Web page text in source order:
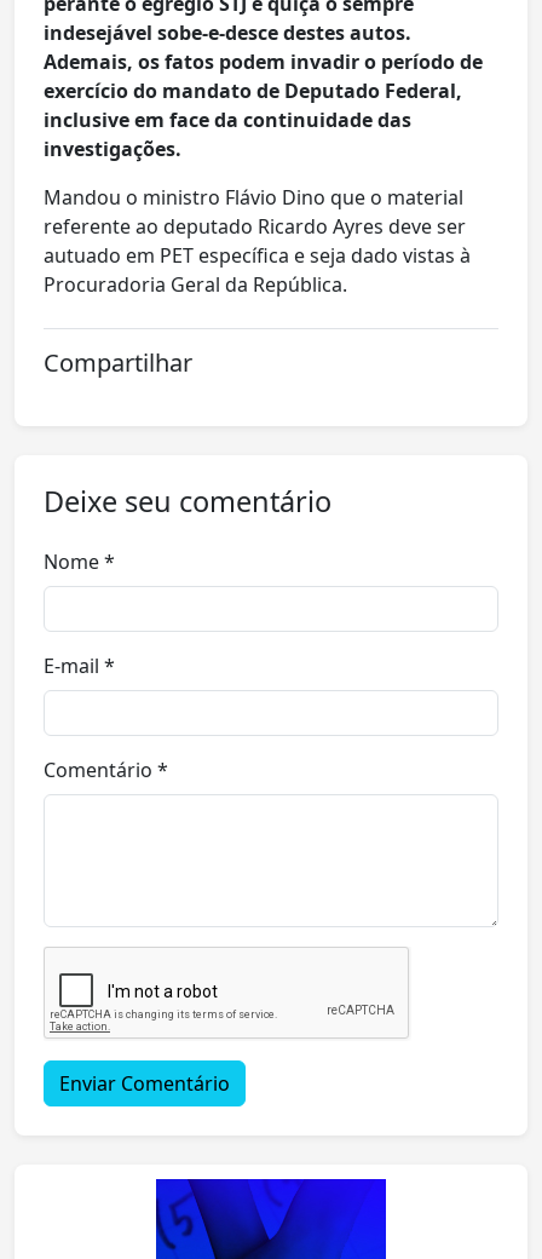
indesejável sobe-e-desce destes autos.
Ademais, os fatos podem invadir o período de
exercício do mandato de Deputado Federal,
inclusive em face da continuidade das
investigações.
Mandou o ministro Flávio Dino que o material
referente ao deputado Ricardo Ayres deve ser
autuado em PET específica e seja dado vistas à
Procuradoria Geral da República.
Compartilhar
Deixe seu comentário
Nome *
E-mail *
Comentário *
Enviar Comentário